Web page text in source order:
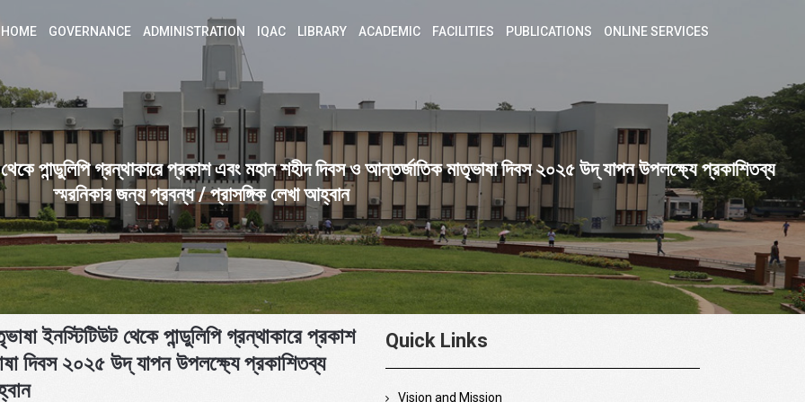
HOME GOVERNANCE ADMINISTRATION IQAC LIBRARY ACADEMIC FACILITIES PUBLICATIONS ONLINE SERVICES
থেকে পান্ডুলিপি গ্রন্থাকারে প্রকাশ এবং মহান শহীদ দিবস ও আন্তর্জাতিক মাতৃভাষা দিবস ২০২৫ উদ্ যাপন উপলক্ষ্যে প্রকাশিতব্য
স্মরনিকার জন্য প্রবন্ধ / প্রাসঙ্গিক লেখা আহ্বান
ইনস্টিটিউট থেকে পান্ডুলিপি গ্রন্থাকারে প্রকাশ
দিবস ২০২৫ উদ্ যাপন উপলক্ষ্যে প্রকাশিতব্য
Quick Links
Vision and Mission